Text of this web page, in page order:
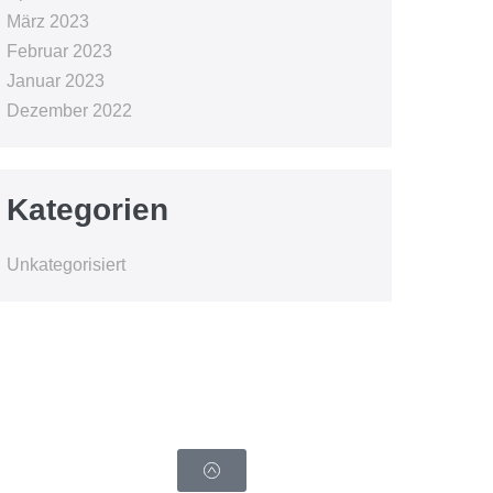
März 2023
Februar 2023
Januar 2023
Dezember 2022
Kategorien
Unkategorisiert